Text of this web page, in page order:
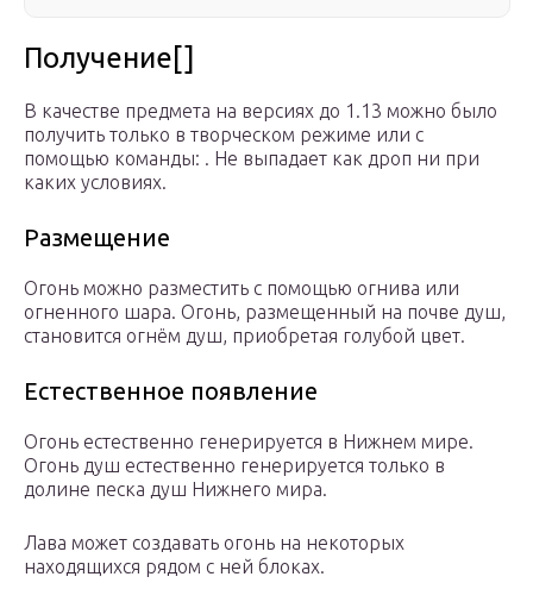
Получение[]
В качестве предмета на версиях до 1.13 можно было
получить только в творческом режиме или с
помощью команды: . Не выпадает как дроп ни при
каких условиях.
Размещение
Огонь можно разместить с помощью огнива или
огненного шара. Огонь, размещенный на почве душ,
становится огнём душ, приобретая голубой цвет.
Естественное появление
Огонь естественно генерируется в Нижнем мире.
Огонь душ естественно генерируется только в
долине песка душ Нижнего мира.
Лава может создавать огонь на некоторых
находящихся рядом с ней блоках.